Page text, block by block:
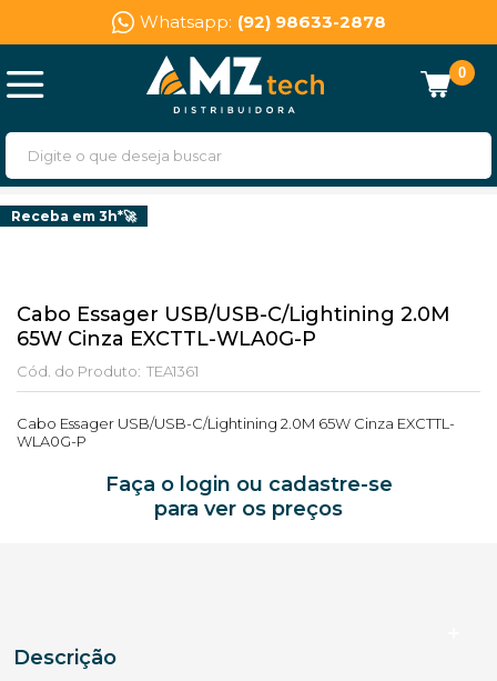
Whatsapp: (92) 98633-2878
0
Cabo Essager USB/USB-C/Lightining 2.0M
65W Cinza EXCTTL-WLA0G-P
Cód. do Produto: TEA1361
Receba em 3h*🚀
Cabo Essager USB/USB-C/Lightining 2.0M 65W Cinza EXCTTL-
WLA0G-P
Faça o login ou cadastre-se
para ver os preços
Descrição